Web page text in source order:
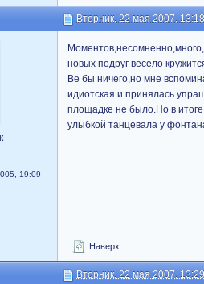
Вторник, 22 мая 2007,
19:09
новых подруг весело
Ве бы ничего,но мне
идиотская и принялась
площадке не было.Но в
улыбкой танцевала у
Наверх
Вторник, 22 мая 2007,